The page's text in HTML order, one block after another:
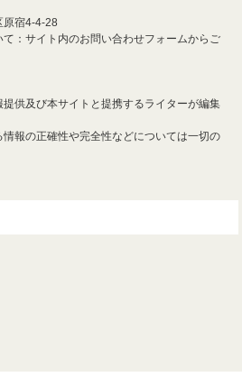
原宿4-4-28
：サイト内のお問い合わせフォームからご
提供及び本サイトと提携するライターが編集
情報の正確性や完全性などについては一切の